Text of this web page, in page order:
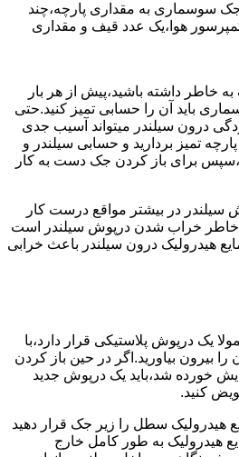
سوسماری به مقداری پارچه،چند
هوا،یک عدد قیف و مقداری
خاطر داشته باشید،پیش از هر بار
باید آن را حسابی تمیز کنید.حتی
درون سیلندر میتواند آسیب جدی
تمیز بردارید و حسابی سیلندر و
برای باز کردن جک دست به کار
سیلندر در بیشتر مواقع درست کار
خراب شدن درپوش سیلندر است
هیدرولیک درون سیلندر باعث خرابی
یک درپوش پلاستیکی قرار دارد،با
بیرون بیاورید.اگر در حین باز کردن
خورده شد،باید یک درپوش جدید
کنید.
هیدرولیک سطل را زیر جک قرار دهید
هیدرولیک به طور کامل خارج